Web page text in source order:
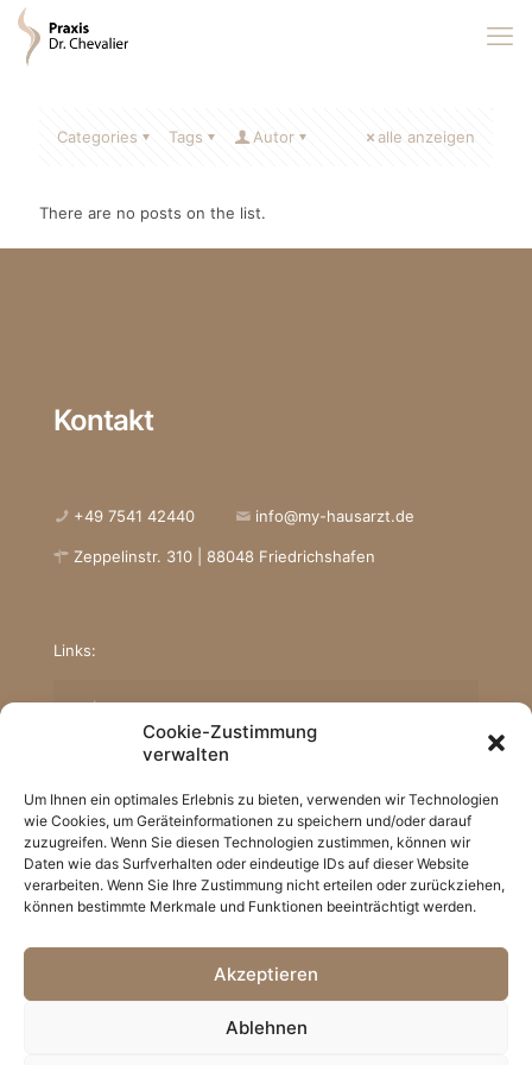
Cookie-Zustimmung
verwalten
Um Ihnen ein optimales Erlebnis zu bieten, verwenden wir Technologien
wie Cookies, um Geräteinformationen zu speichern und/oder darauf
zuzugreifen. Wenn Sie diesen Technologien zustimmen, können wir
Daten wie das Surfverhalten oder eindeutige IDs auf dieser Website
verarbeiten. Wenn Sie Ihre Zustimmung nicht erteilen oder zurückziehen,
können bestimmte Merkmale und Funktionen beeinträchtigt werden.
Akzeptieren
Ablehnen
Categories Tags Autor alle anzeigen
There are no posts on the list.
Kontakt
+49 7541 42440 info@my-hausarzt.de
Zeppelinstr. 310 | 88048 Friedrichshafen
Links:
Impressum
Datenschutz
Cookie-Hinweis